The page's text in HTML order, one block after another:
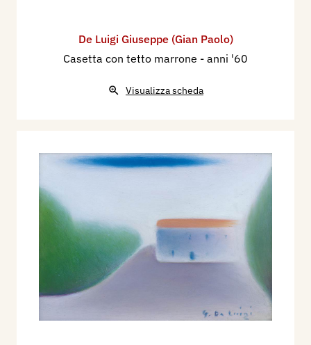
De Luigi Giuseppe (Gian Paolo)
Casetta con tetto marrone - anni '60
Visualizza scheda